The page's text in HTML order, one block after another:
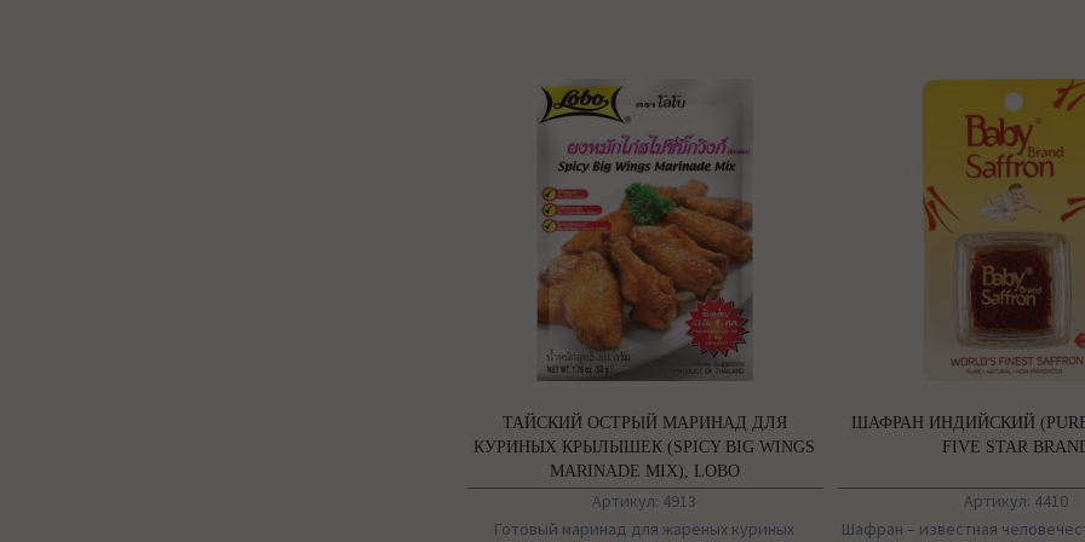
ТАЙСКИЙ ОСТРЫЙ МАРИНАД ДЛЯ
КУРИНЫХ КРЫЛЫШЕК (SPICY BIG WINGS
MARINADE MIX), LOBO
Артикул: 4913
Готовый маринад для жареных куриных
ШАФРАН ИНДИЙСКИЙ (PURE
FIVE STAR
Артикул: 4410
Шафран – известная